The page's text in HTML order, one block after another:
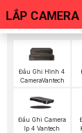
LẮP
Đầu Ghi Hình 4
CameraVantech
Đầu Ghi Camera
Ip 4 Vantech